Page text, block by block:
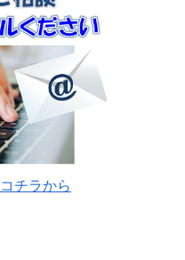
チラから